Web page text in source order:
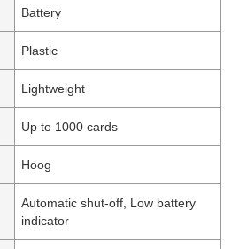
Battery
Plastic
Lightweight
Up to 1000 cards
Hoog
Automatic shut-off, Low battery
indicator